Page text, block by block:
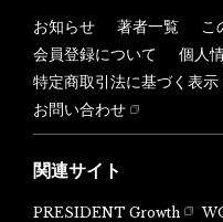
お知らせ 著者一覧
こ
会員登録について
個人
特定商取引法に基づく表示
お問い合わせ
関連サイト
PRESIDENT Growth